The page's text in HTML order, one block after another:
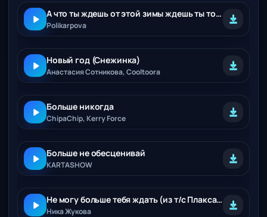
А что ты ждешь от этой зимы ждешь ты только снега снега снега
Polikarpova
Новый год (Снежинка)
Анастасия Сотникова, Cooltoora
Больше никогда
ChipaChip, Kerry Force
Больше не обесценивай
KARTASHOW
Не могу больше тебя ждать (из т/с Плакса 2)
Ника Жукова